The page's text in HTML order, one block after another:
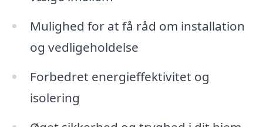
Mulighed for at få råd om installation
og vedligeholdelse
Forbedret energieffektivitet og
isolering